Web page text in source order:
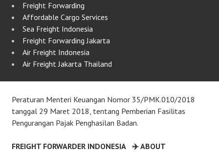
Freight Forwarding
Affordable Cargo Services
Sea Freight Indonesia
Freight Forwarding Jakarta
Air Freight Indonesia
Air Freight Jakarta Thailand
Peraturan Menteri Keuangan Nomor 35/PMK.010/2018
tanggal 29 Maret 2018, tentang Pemberian Fasilitas
Pengurangan Pajak Penghasilan Badan.
FREIGHT FORWARDER INDONESIA
✈️ ABOUT